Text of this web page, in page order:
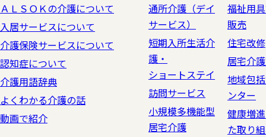
ＡＬＳＯＫの介護について
入居サービスについて
介護保険サービスについて
認知症について
介護用語辞典
よくわかる介護の話
動画で紹介
通所介護（デイ
サービス）
短期入所生活介
護・
ショートステイ
訪問サービス
小規模多機能型
居宅介護
福祉用
販売
住宅改修
居宅介
地域包
ンター
健康増
た取り